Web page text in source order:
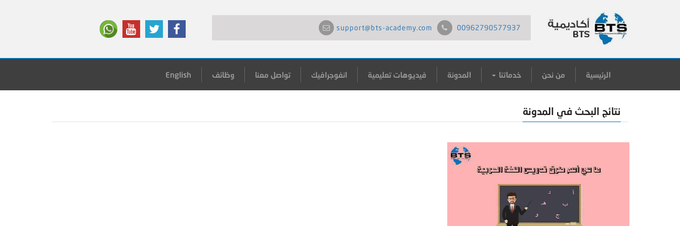
00962790577937
support@bts-academy.com
الرئيسية من نحن خدماتنا المدونة فيديوهات تعليمية انفوجرافيك تواصل معنا وظائف English
نتائج البحث في المدونة